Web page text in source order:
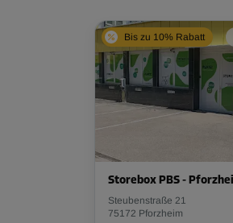
Bis zu 10% Rabatt
Storebox PBS -
Steubenstraße 21
75172 Pforzheim